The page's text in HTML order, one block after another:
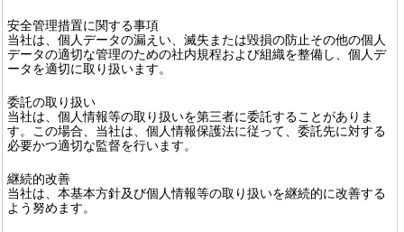
安全管理措置に関する事項
当社は、個人データの漏えい、滅失または毀損の防止その他の個人
データの適切な管理のための社内規程および組織を整備し、個人デ
ータを適切に取り扱います。
委託の取り扱い
当社は、個人情報等の取り扱いを第三者に委託することがありま
す。この場合、当社は、個人情報保護法に従って、委託先に対する
必要かつ適切な監督を行います。
継続的改善
当社は、本基本方針及び個人情報等の取り扱いを継続的に改善する
よう努めます。